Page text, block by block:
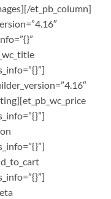
et_pb_column]